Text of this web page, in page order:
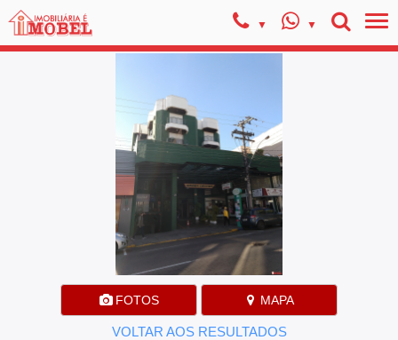
FOTOS MAPA
VOLTAR AOS RESULTADOS